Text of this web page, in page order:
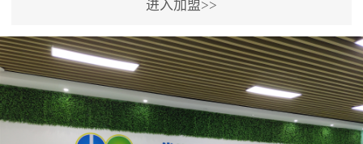
专利保护优势、双甲资质
企业（“室内环境净化治理
甲级施工资质”“室内环境
污染治理资质等级证
书”）、拥有多名高级《环
进入加盟>>